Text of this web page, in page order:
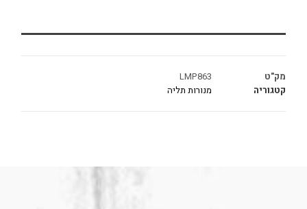
מק"ט
LMP863
קטגוריה
מנורות תליה